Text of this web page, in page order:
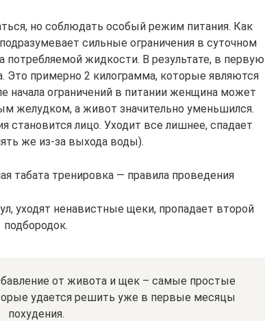
но соблюдать особый режим питания. Как
сильные ограничения в суточном
потребляемой жидкости. В результате, в первую
Это примерно 2 килограмма, которые являются
начала ограничений в питании женщина может
желудком, а живот значительно уменьшился.
становится лицо. Уходит все лишнее, спадает
же из-за выхода воды).
табата тренировка — правила проведения
уходят ненавистные щеки, пропадает второй
подбородок.
от живота и щек – самые простые
удается решить уже в первые месяцы
похудения.